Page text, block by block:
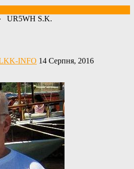
S.K.
INFO 14 Серпня, 2016